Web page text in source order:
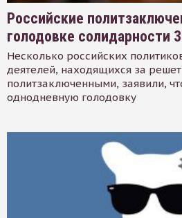
Российские
голодовке солидарности
Несколько российских
деятелей, находящихся за
политзаключенными, заявили,
однодневную голодовку